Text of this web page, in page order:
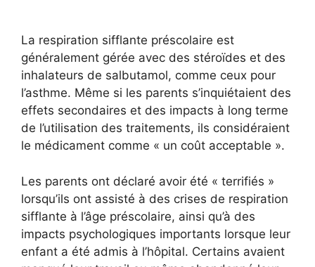
La respiration sifflante préscolaire est
généralement gérée avec des stéroïdes et des
inhalateurs de salbutamol, comme ceux pour
l’asthme. Même si les parents s’inquiétaient des
effets secondaires et des impacts à long terme
de l’utilisation des traitements, ils considéraient
le médicament comme « un coût acceptable ».
Les parents ont déclaré avoir été « terrifiés »
lorsqu’ils ont assisté à des crises de respiration
sifflante à l’âge préscolaire, ainsi qu’à des
impacts psychologiques importants lorsque leur
enfant a été admis à l’hôpital. Certains avaient